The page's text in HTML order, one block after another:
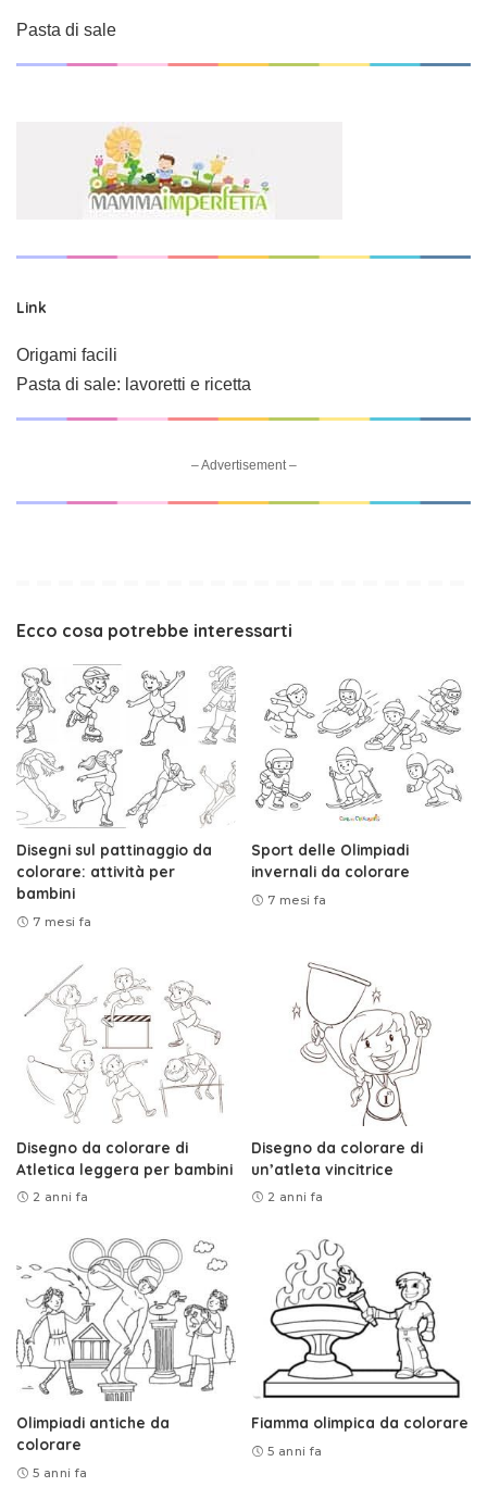
Pasta di sale
Link
Origami facili
Pasta di sale: lavoretti e ricetta
– Advertisement –
Ecco cosa potrebbe interessarti
Disegni sul pattinaggio da
colorare: attività per
bambini
7 mesi fa
Sport delle Olimpiadi
invernali da colorare
7 mesi fa
Disegno da colorare di
Atletica leggera per bambini
2 anni fa
Disegno da colorare di
un’atleta vincitrice
2 anni fa
Olimpiadi antiche da
colorare
5 anni fa
Fiamma olimpica da colorare
5 anni fa